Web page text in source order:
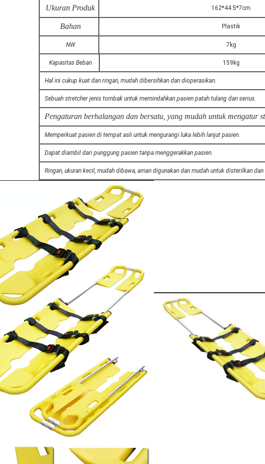
Ukuran Produk 162*44.5*7cm
Bahan Plastik
NW 7kg
Kapasitas Beban 159kg
Hal ini cukup kuat dan ringan, mudah dibersihkan dan dioperasikan.
Sebuah stretcher jenis tombak untuk memindahkan pasien patah tulang dan serius.
Pengaturan berhalangan dan bersatu, yang mudah untuk mengatur
Memperkuat pasien di tempat asli untuk mengurangi luka lebih lanjut pasien.
Dapat diambil dari punggung pasien tanpa menggerakkan pasien.
Ringan, ukuran kecil, mudah dibawa, aman digunakan dan mudah untuk disterilkan